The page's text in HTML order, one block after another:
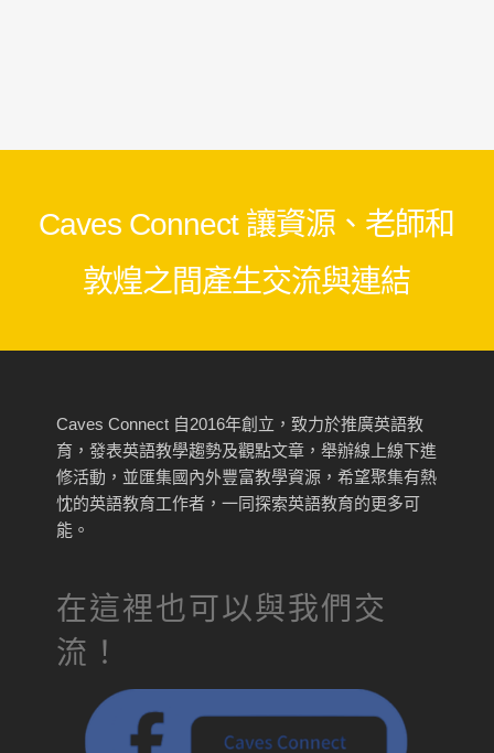
Caves Connect 讓資源、老師和
敦煌之間產生交流與連結
Caves Connect 自2016年創立，致力於推廣英語教
育，發表英語教學趨勢及觀點文章，舉辦線上線下進
修活動，並匯集國內外豐富教學資源，希望聚集有熱
忱的英語教育工作者，一同探索英語教育的更多可
能。
在這裡也可以與我們交
流！